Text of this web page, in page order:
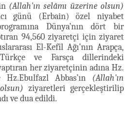
(Allah'ın selâmı üzerine olsun)
günü (Erbain) özel niyabet
Dünya’nın dört bir
94,560 ziyaretçi için ziyaret
El-Kefîl Ağı’nın Arapça,
ve Farsça dillerindeki
her ziyaretçinin adına Hz.
Abbas’ın (Allah'ın
ziyaretleri gerçekleştirilip
ve dua edildi.